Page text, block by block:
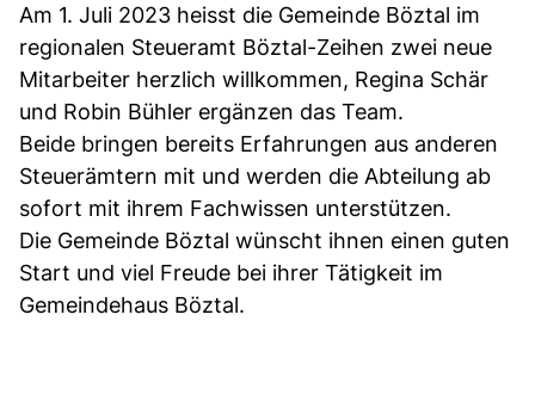
Am 1. Juli 2023 heisst die Gemeinde Böztal im
regionalen Steueramt Böztal-Zeihen zwei neue
Mitarbeiter herzlich willkommen, Regina Schär
und Robin Bühler ergänzen das Team.
Beide bringen bereits Erfahrungen aus anderen
Steuerämtern mit und werden die Abteilung ab
sofort mit ihrem Fachwissen unterstützen.
Die Gemeinde Böztal wünscht ihnen einen guten
Start und viel Freude bei ihrer Tätigkeit im
Gemeindehaus Böztal.